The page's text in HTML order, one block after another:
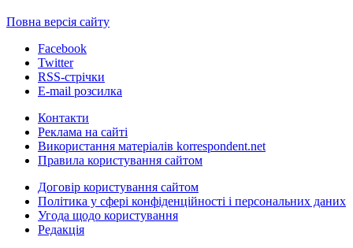
Повна версія сайту
Facebook
Twitter
RSS-стрічки
E-mail розсилка
Контакти
Реклама на сайті
Використання матеріалів korrespondent.net
Правила користування сайтом
Договір користування сайтом
Політика у сфері конфіденційності і персональних даних
Угода щодо користування
Редакція